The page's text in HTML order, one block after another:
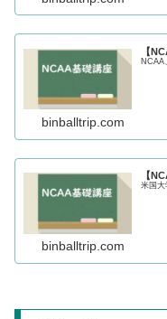
【
NCAA
binballtrip.com
【
米国大
binballtrip.com